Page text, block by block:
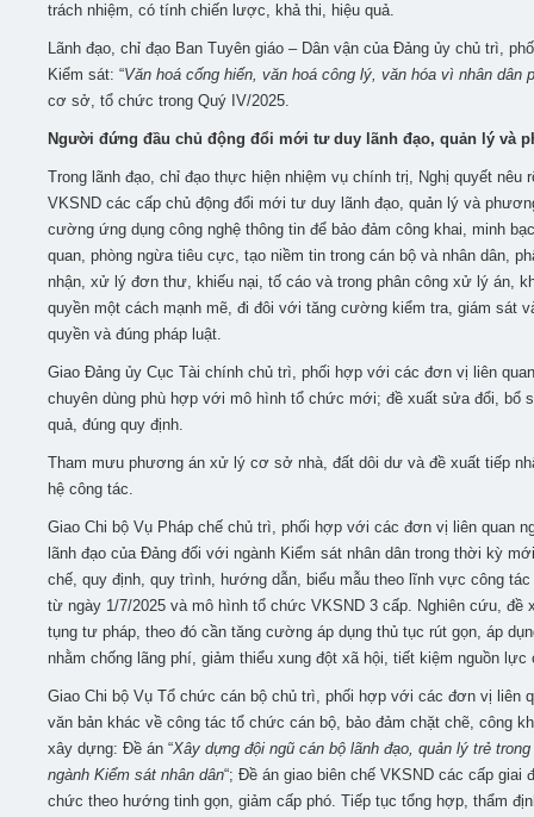
trách nhiệm, có tính chiến lược, khả thi, hiệu quả.
Lãnh đạo, chỉ đạo Ban Tuyên giáo – Dân vận của Đảng ủy chủ trì,
Kiểm sát: “Văn hoá cống hiến, văn hoá công lý, văn hóa vì nhân dân
cơ sở, tổ chức trong Quý IV/2025.
Người đứng đầu chủ động đổi mới tư duy lãnh đạo, quản lý và
Trong lãnh đạo, chỉ đạo thực hiện nhiệm vụ chính trị, Nghị quyết
VKSND các cấp chủ động đổi mới tư duy lãnh đạo, quản lý và
cường ứng dụng công nghệ thông tin để bảo đảm công khai, minh
quan, phòng ngừa tiêu cực, tạo niềm tin trong cán bộ và nhân dân,
nhận, xử lý đơn thư, khiếu nại, tố cáo và trong phân công xử lý án,
quyền một cách mạnh mẽ, đi đôi với tăng cường kiểm tra, giám sát
quyền và đúng pháp luật.
Giao Đảng ủy Cục Tài chính chủ trì, phối hợp với các đơn vị liên
chuyên dùng phù hợp với mô hình tổ chức mới; đề xuất sửa đổi, bổ
quả, đúng quy định.
Tham mưu phương án xử lý cơ sở nhà, đất dôi dư và đề xuất tiếp
hệ công tác.
Giao Chi bộ Vụ Pháp chế chủ trì, phối hợp với các đơn vị liên quan
lãnh đạo của Đảng đối với ngành Kiểm sát nhân dân trong thời kỳ
chế, quy định, quy trình, hướng dẫn, biểu mẫu theo lĩnh vực công
từ ngày 1/7/2025 và mô hình tổ chức VKSND 3 cấp. Nghiên cứu,
tụng tư pháp, theo đó cần tăng cường áp dụng thủ tục rút gọn, áp
nhằm chống lãng phí, giảm thiểu xung đột xã hội, tiết kiệm nguồn
Giao Chi bộ Vụ Tổ chức cán bộ chủ trì, phối hợp với các đơn vị liên
văn bản khác về công tác tổ chức cán bộ, bảo đảm chặt chẽ, công
xây dựng: Đề án “Xây dựng đội ngũ cán bộ lãnh đạo, quản lý trẻ
ngành Kiểm sát nhân dân“; Đề án giao biên chế VKSND các cấp
chức theo hướng tinh gọn, giảm cấp phó. Tiếp tục tổng hợp, thẩm